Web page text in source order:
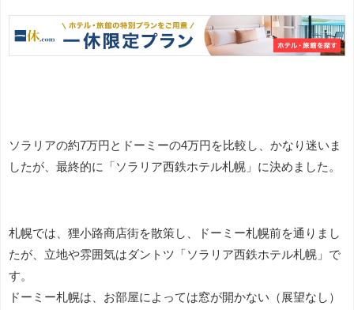
ソラリアの約7万円とドーミーの4万円を比較し、かなり迷いま
したが、最終的に「ソラリア西鉄ホテル札幌」に決めました。
札幌では、狸小路商店街を散策し、ドーミー札幌前を通りまし
たが、立地や雰囲気はダントツ「ソラリア西鉄ホテル札幌」で
す。
ドーミー札幌は、お部屋によっては窓が開かない（展望なし）